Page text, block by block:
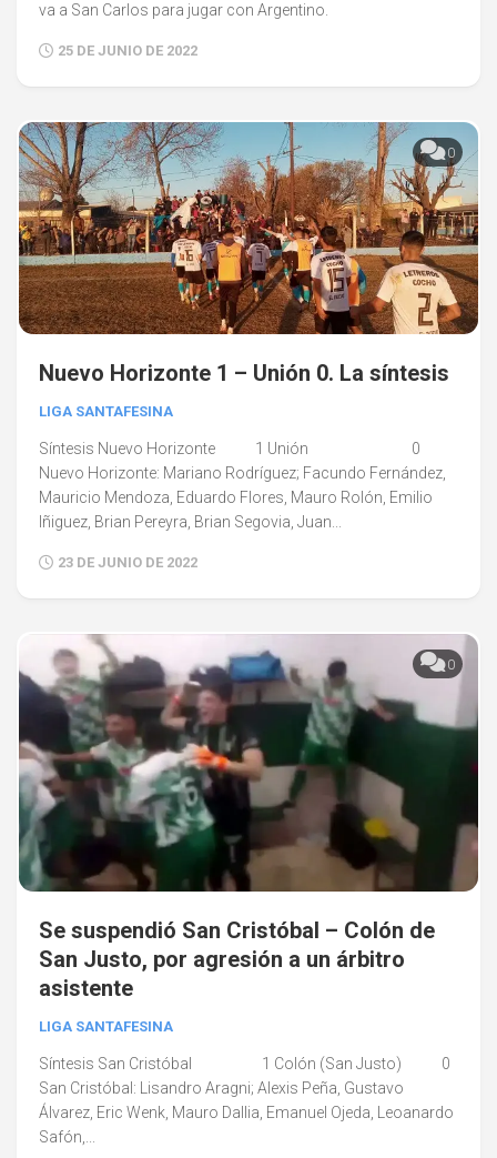
va a San Carlos para jugar con Argentino.
25 DE JUNIO DE 2022
0
Nuevo Horizonte 1 – Unión 0. La síntesis
LIGA SANTAFESINA
Síntesis Nuevo Horizonte 1 Unión 0
Nuevo Horizonte: Mariano Rodríguez; Facundo Fernández,
Mauricio Mendoza, Eduardo Flores, Mauro Rolón, Emilio
Iñiguez, Brian Pereyra, Brian Segovia, Juan...
23 DE JUNIO DE 2022
0
Se suspendió San Cristóbal – Colón de
San Justo, por agresión a un árbitro
asistente
LIGA SANTAFESINA
Síntesis San Cristóbal 1 Colón (San Justo) 0
San Cristóbal: Lisandro Aragni; Alexis Peña, Gustavo
Álvarez, Eric Wenk, Mauro Dallia, Emanuel Ojeda, Leoanardo
Safón,...